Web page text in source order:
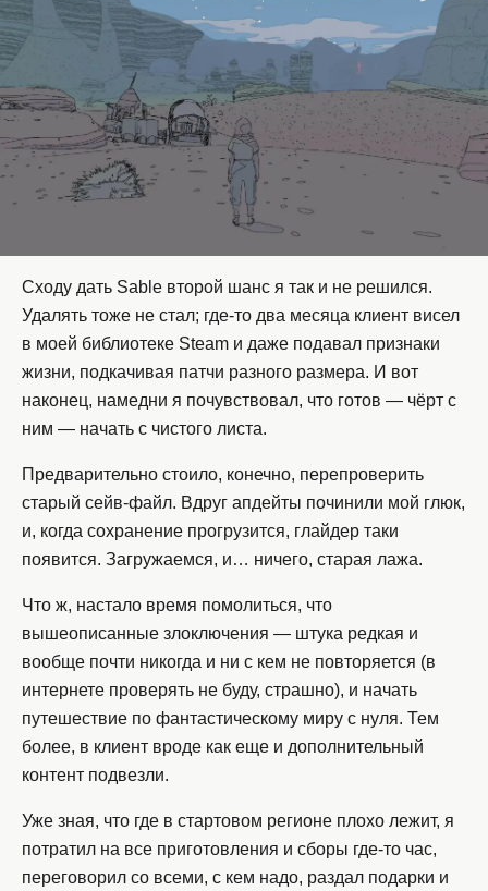
Сходу дать Sable второй шанс я так и не решился.
Удалять тоже не стал; где-то два месяца клиент висел
в моей библиотеке Steam и даже подавал признаки
жизни, подкачивая патчи разного размера. И вот
наконец, намедни я почувствовал, что готов — чёрт с
ним — начать с чистого листа.
Предварительно стоило, конечно, перепроверить
старый сейв-файл. Вдруг апдейты починили мой глюк,
и, когда сохранение прогрузится, глайдер таки
появится. Загружаемся, и… ничего, старая лажа.
Что ж, настало время помолиться, что
вышеописанные злоключения — штука редкая и
вообще почти никогда и ни с кем не повторяется (в
интернете проверять не буду, страшно), и начать
путешествие по фантастическому миру с нуля. Тем
более, в клиент вроде как еще и дополнительный
контент подвезли.
Уже зная, что где в стартовом регионе плохо лежит, я
потратил на все приготовления и сборы где-то час,
переговорил со всеми, с кем надо, раздал подарки и